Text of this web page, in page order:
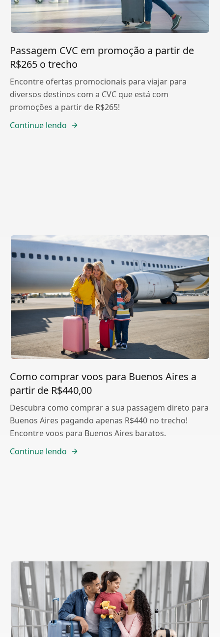
Passagem CVC em promoção a partir de
R$265 o trecho
Encontre ofertas promocionais para viajar para
diversos destinos com a CVC que está com
promoções a partir de R$265!
Continue lendo
Como comprar voos para Buenos Aires a
partir de R$440,00
Descubra como comprar a sua passagem direto para
Buenos Aires pagando apenas R$440 no trecho!
Encontre voos para Buenos Aires baratos.
Continue lendo